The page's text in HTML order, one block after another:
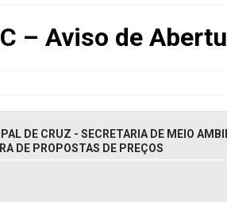
– Aviso de
DE CRUZ - SECRETARIA DE MEIO
DE PROPOSTAS DE PREÇOS